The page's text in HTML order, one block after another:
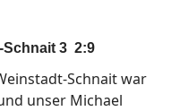
Schnait 3 2:9
Schnait war
unser Michael